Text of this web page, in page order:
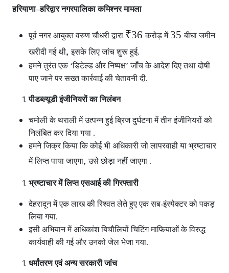
हरियाणा–हरिद्वार नगरपालिका कमिश्नर मामला
पूर्व नगर आयुक्त वरुण चौधरी द्वारा ₹36करोड़ में 35बीघा जमीन
खरीदी गई थी,इसके लिए जांच शुरू हुई.
हमने तुरंत एक ‘डिटेल्ड और निष्पक्ष’ जाँच के आदेश दिए तथा दोषी
पाए जाने पर सख्त कार्रवाई की चेतावनी दी.
पीडब्ल्यूडी इंजीनियरों का निलंबन
चमोली के थराली में उत्पन्न हुई ब्रिज दुर्घटना में तीन इंजीनियरों को
निलंबित कर दिया गया .
हमने जिक्र किया कि कोई भी अधिकारी जो लापरवाही या भ्रष्टाचार
में लिप्त पाया जाएगा,उसे छोड़ा नहीं जाएगा .
भ्रष्टाचार में लिप्त एसआई की गिरफ्तारी
देहरादून में एक लाख की रिश्वत लेते हुए एक सब-इंस्पेक्टर को पकड़
लिया गया.
इसी अभियान में अधिकांश बिचौलियों चिटिंग माफियाओं के विरुद्ध
कार्यवाही की गई और उनको जेल भेजा गया.
धर्मांतरण एवं अन्य सरकारी जांच